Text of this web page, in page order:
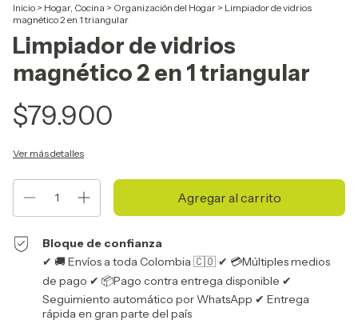
Inicio > Hogar, Cocina > Organización del Hogar > Limpiador de vidrios
magnético 2 en 1 triangular
Limpiador de vidrios
magnético 2 en 1 triangular
$79.900
Ver más detalles
Bloque de confianza
✔ 🚚 Envíos a toda Colombia 🇨🇴 ✔ 💳Múltiples medios
de pago ✔ 📦Pago contra entrega disponible ✔
Seguimiento automático por WhatsApp ✔ Entrega
rápida en gran parte del país